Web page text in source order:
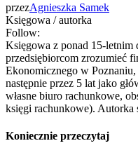
przezAgnieszka Samek
Księgowa / autorka
Follow:
Księgowa z ponad 15-letnim
przedsiębiorcom zrozumieć
Ekonomicznego w Poznaniu,
następnie przez 5 lat jako
własne biuro rachunkowe,
księgi rachunkowe). Autorka
Koniecznie przeczytaj